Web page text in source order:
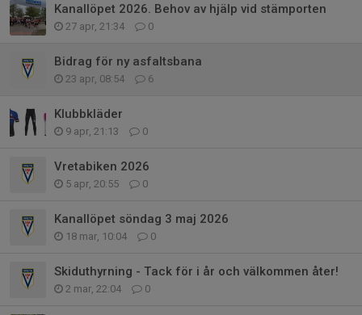
Kanallöpet 2026. Behov av hjälp vid stämporten
27 apr, 21:34 0
Bidrag för ny asfaltsbana
23 apr, 08:54 6
Klubbkläder
9 apr, 21:13 0
Vretabiken 2026
5 apr, 20:55 0
Kanallöpet söndag 3 maj 2026
18 mar, 10:04 0
Skiduthyrning - Tack för i år och välkommen åter!
2 mar, 22:04 0